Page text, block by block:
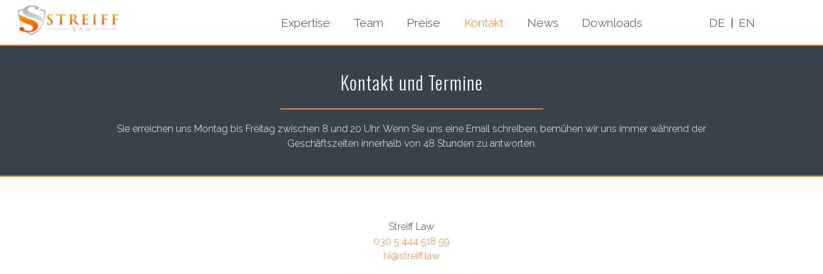
Expertise Team Preise Kontakt News Downloads DE EN
Kontakt und Termine
Sie erreichen uns Montag bis Freitag zwischen 8 und 20 Uhr. Wenn Sie uns eine Email schreiben, bemühen wir uns immer während der
Geschäftszeiten innerhalb von 48 Stunden zu antworten.
Streiff Law
030 5 444 518 59
hi@streiff.law